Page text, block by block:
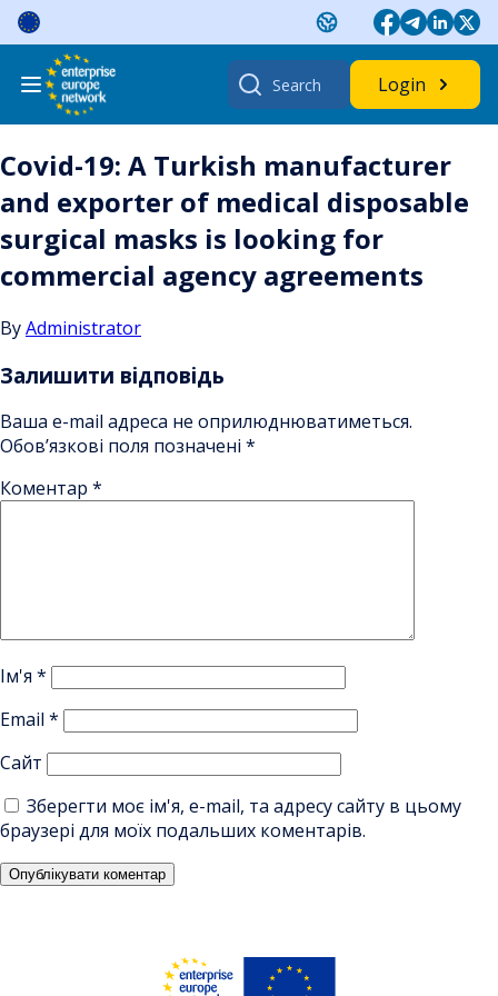
Skip
content
Search
for:
Login
Covid-19: A Turkish manufacturer
and exporter of medical disposable
surgical masks is looking for
commercial agency agreements
ByAdministrator
Залишити відповідь
Ваша e-mail адреса не оприлюднюватиметься.
Обов’язкові поля позначені *
Коментар *
Ім'я *
Email *
Сайт
Зберегти моє ім'я, e-mail, та адресу сайту в цьому
браузері для моїх подальших коментарів.